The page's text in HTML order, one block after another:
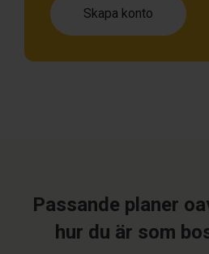
Skapa konto
Passande planer
hur du är som